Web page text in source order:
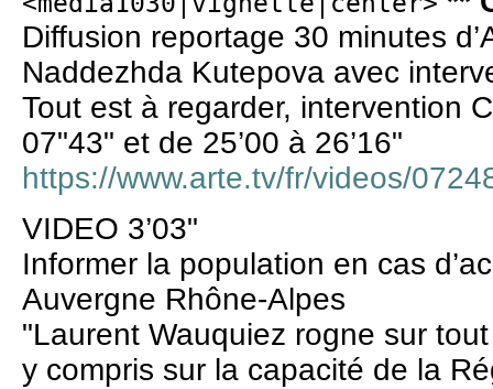
Diffusion reportage 30 minutes
Naddezhda Kutepova avec
Tout est à regarder, intervention
07"43" et de 25’00 à 26’16"
https://www.arte.tv/fr/videos/
VIDEO 3’03"
Informer la population en cas
Auvergne Rhône-Alpes
"Laurent Wauquiez rogne sur
y compris sur la capacité de la